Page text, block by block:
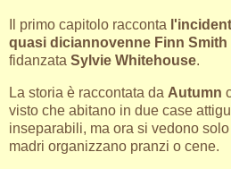
Il primo capitolo racconta
quasi diciannovenne Finn Smith
fidanzata Sylvie Whitehouse.
La storia è raccontata da Autumn
visto che abitano in due case
inseparabili, ma ora si vedono
madri organizzano pranzi o cene.